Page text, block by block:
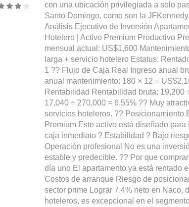
con una ubicación privilegiada a solo
Santo Domingo, como son la
Análisis Ejecutivo de Inversión
Hotelero | Activo Premium Productivo
mensual actual: US$1,600
larga + servicio hotelero Estatus:
1 ?? Flujo de Caja Real Ingreso anual
anual mantenimiento: 180 × 12 =
Rentabilidad Rentabilidad bruta: 19,200
17,040 ÷ 270,000 = 6.55% ?? Muy
servicios hoteleros. ?? Posicionamiento
Premium Este activo está diseñado
caja inmediato ? Estabilidad ? Bajo
Operación profesional No es una
estable y predecible. ?? Por que
día uno El apartamento ya está rentado
Costos de arranque Riesgo de
sector prime Lograr 7.4% neto en Naco,
hoteleros, es excepcional en el